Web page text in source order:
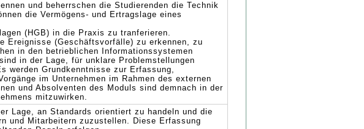
und beherrschen die Studierenden die Technik
die Vermögens- und Ertragslage eines
(HGB) in die Praxis zu tranferieren.
Ereignisse (Geschäftsvorfälle) zu erkennen, zu
in den betrieblichen Informationssystemen
in der Lage, für unklare Problemstellungen
werden Grundkenntnisse zur Erfassung,
im Unternehmen im Rahmen des externen
und Absolventen des Moduls sind demnach in der
mitzuwirken.
Lage, an Standards orientiert zu handeln und die
und Mitarbeitern zuzustellen. Diese Erfassung